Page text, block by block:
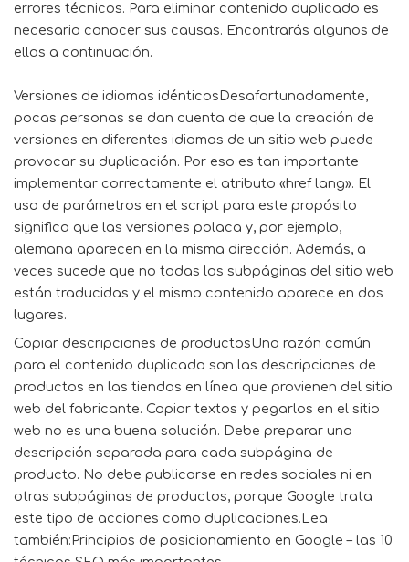
errores técnicos. Para eliminar contenido duplicado es
necesario conocer sus causas. Encontrarás algunos de
ellos a continuación.
Versiones de idiomas idénticosDesafortunadamente,
pocas personas se dan cuenta de que la creación de
versiones en diferentes idiomas de un sitio web puede
provocar su duplicación. Por eso es tan importante
implementar correctamente el atributo «href lang». El
uso de parámetros en el script para este propósito
significa que las versiones polaca y, por ejemplo,
alemana aparecen en la misma dirección. Además, a
veces sucede que no todas las subpáginas del sitio web
están traducidas y el mismo contenido aparece en dos
lugares.
Copiar descripciones de productosUna razón común
para el contenido duplicado son las descripciones de
productos en las tiendas en línea que provienen del sitio
web del fabricante. Copiar textos y pegarlos en el sitio
web no es una buena solución. Debe preparar una
descripción separada para cada subpágina de
producto. No debe publicarse en redes sociales ni en
otras subpáginas de productos, porque Google trata
este tipo de acciones como duplicaciones.Lea
también:Principios de posicionamiento en Google – las 10